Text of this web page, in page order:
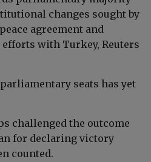
changes sought by
agreement and
with Turkey, Reuters
seats has yet
challenged the outcome
for declaring victory
counted.